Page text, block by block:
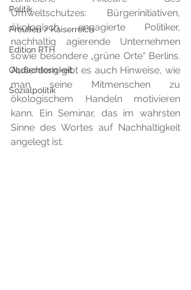
Politik
Preußen / Kaiserreich
Edition RTH
Obdachlosigkeit
Sozialpolitik
Umweltschutzes: Bürgerinitiativen,
ökologisch engagierte Politiker,
nachhaltig agierende Unternehmen
sowie besondere „grüne Orte“ Berlins.
Außerdem gibt es auch Hinweise, wie
man seine Mitmenschen zu
ökologischem Handeln motivieren
kann. Ein Seminar, das im wahrsten
Sinne des Wortes auf Nachhaltigkeit
angelegt ist.